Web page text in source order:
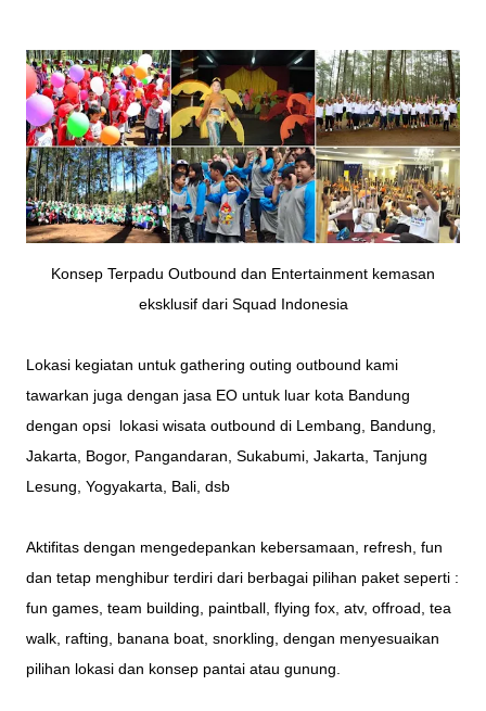
Konsep Terpadu Outbound dan Entertainment kemasan
eksklusif dari Squad Indonesia
Lokasi kegiatan untuk gathering outing outbound kami
tawarkan juga dengan jasa EO untuk luar kota Bandung
dengan opsi lokasi wisata outbound di Lembang, Bandung,
Jakarta, Bogor, Pangandaran, Sukabumi, Jakarta, Tanjung
Lesung, Yogyakarta, Bali, dsb
Aktifitas dengan mengedepankan kebersamaan, refresh, fun
dan tetap menghibur terdiri dari berbagai pilihan paket seperti :
fun games team building paintball , flying fox, atv, offroad , tea
walk, rafting , banana boat, snorkling, dengan menyesuaikan
pilihan lokasi dan konsep pantai atau gunung.